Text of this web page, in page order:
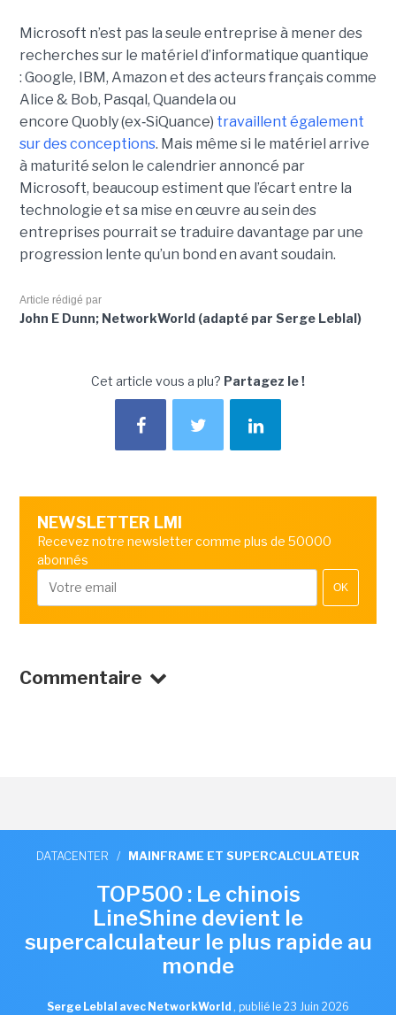
Microsoft n’est pas la seule entreprise à mener des
recherches sur le matériel d’informatique quantique
: Google, IBM, Amazon et des acteurs français comme
Alice & Bob, Pasqal, Quandela ou
encore Quobly (ex‑SiQuance) travaillent également
sur des conceptions. Mais même si le matériel arrive
à maturité selon le calendrier annoncé par
Microsoft, beaucoup estiment que l’écart entre la
technologie et sa mise en œuvre au sein des
entreprises pourrait se traduire davantage parune
progression lente qu’un bond en avant soudain.
Article rédigé par
John E Dunn; NetworkWorld (adapté par Serge Leblal)
Cet article vous a plu? Partagez le !
NEWSLETTER LMI
Recevez notre newsletter comme plus de 50000
abonnés
OK
Commentaire
DATACENTER / MAINFRAME ET SUPERCALCULATEUR
TOP500 : Le chinois
LineShine devient le
supercalculateur le plus rapide au
monde
Serge Leblal avec NetworkWorld , publié le 23 Juin 2026